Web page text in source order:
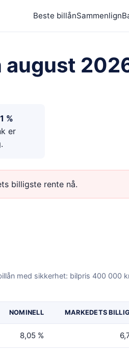
Beste billånSammenlign
august
%
er
.
billigste rente nå.
med sikkerhet: bilpris 400 000
NOMINELL MARKEDETS
8,05 %